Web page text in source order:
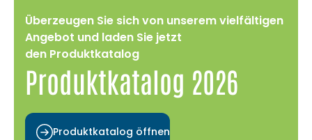
Überzeugen Sie sich von unserem vielfältigen
Angebot und laden Sie jetzt
den Produktkatalog
Produktkatalog 2026
Produktkatalog öffnen